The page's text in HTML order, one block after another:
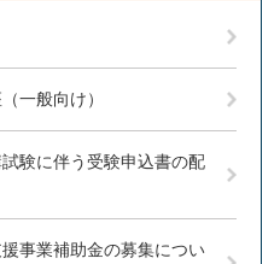
一般向け）
験に伴う受験申込書の配
事業補助金の募集につい